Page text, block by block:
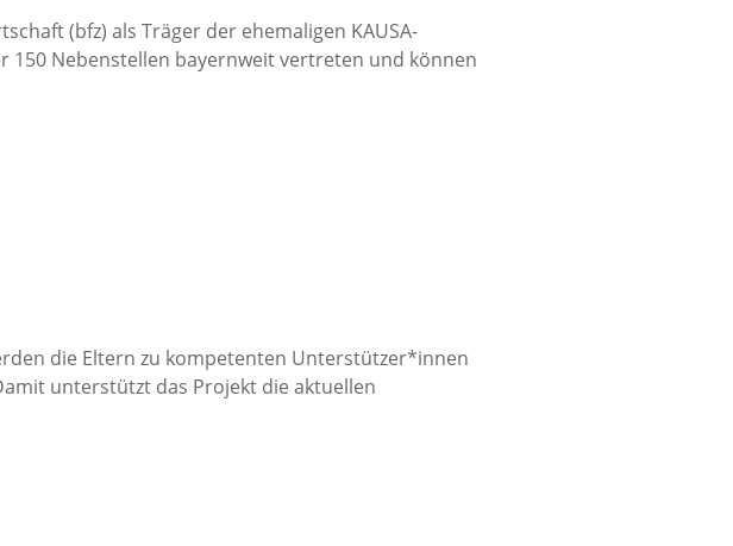
(bfz) als Träger der ehemaligen KAUSA-
150 Nebenstellen bayernweit vertreten und können
die Eltern zu kompetenten Unterstützer*innen
unterstützt das Projekt die aktuellen